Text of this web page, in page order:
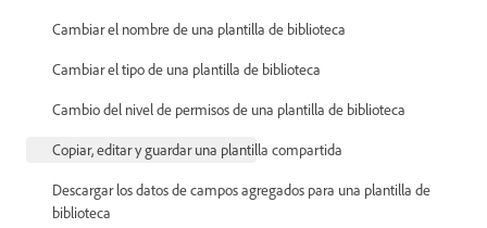
Cambiar el nombre de una plantilla de biblioteca
Cambiar el tipo de una plantilla de biblioteca
Cambio del nivel de permisos de una plantilla de biblioteca
Copiar, editar y guardar una plantilla compartida
Descargar los datos de campos agregados para una plantilla de
biblioteca